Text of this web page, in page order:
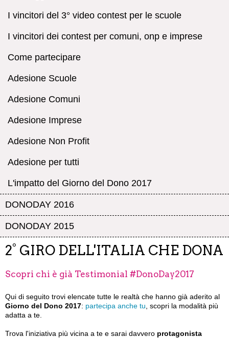
I vincitori del 3° video contest per le scuole
I vincitori dei contest per comuni, onp e imprese
Come partecipare
Adesione Scuole
Adesione Comuni
Adesione Imprese
Adesione Non Profit
Adesione per tutti
L'impatto del Giorno del Dono 2017
DONODAY 2016
DONODAY 2015
2° GIRO DELL'ITALIA CHE DONA
Scopri chi è già Testimonial #DonoDay2017
Qui di seguito trovi elencate tutte le realtà che hanno già aderito al
Giorno del Dono 2017: partecipa anche tu , scopri la modalità più
adatta a te.
Trova l'iniziativa più vicina a te e sarai davvero protagonista